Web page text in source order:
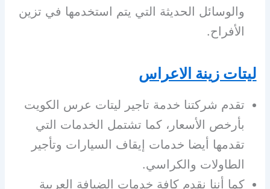
والوسائل الحديثة التي يتم استخدمها في تزين
الأفراح.
ليتات زينة الاعراس
تقدم شركتنا خدمة تاجير ليتات عرس الكويت
بأرخص الأسعار، كما تشتمل الخدمات التي
تقدمها أيضا خدمات إيقاف السيارات وتأجير
الطاولات والكراسي.
كما أننا نقدم كافة خدمات الضيافة العربية